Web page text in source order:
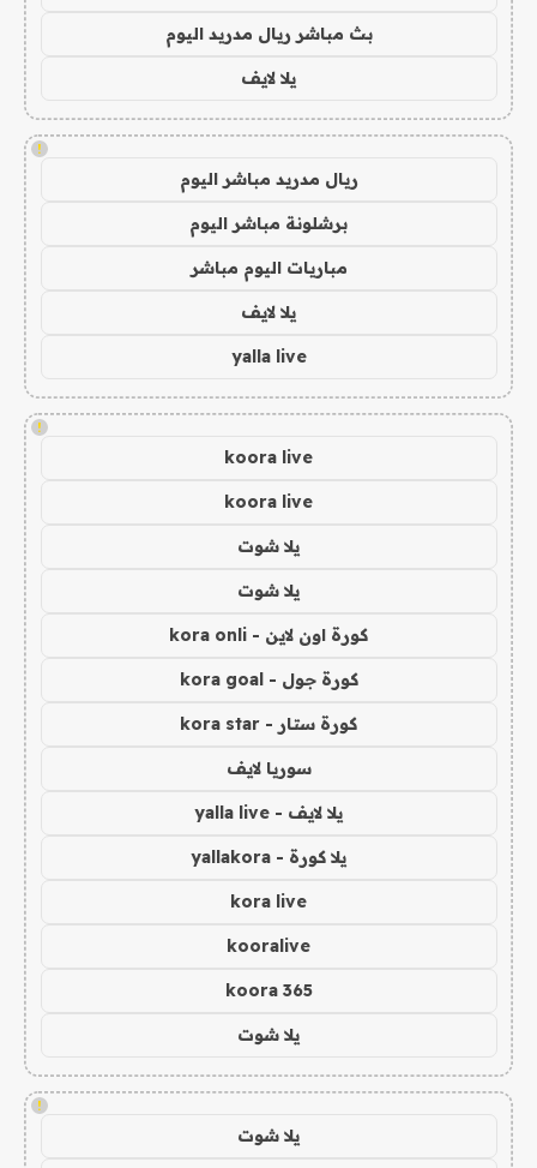
بث مباشر ريال مدريد اليوم
يلا لايف
!
ريال مدريد مباشر اليوم
برشلونة مباشر اليوم
مباريات اليوم مباشر
يلا لايف
yalla live
!
koora live
koora live
يلا شوت
يلا شوت
كورة اون لاين - kora onli
كورة جول - kora goal
كورة ستار - kora star
سوريا لايف
يلا لايف - yalla live
يلا كورة - yallakora
kora live
kooralive
koora 365
يلا شوت
!
يلا شوت